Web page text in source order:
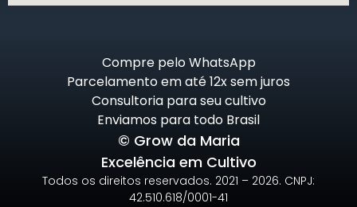
Compre pelo WhatsApp
Parcelamento em até 12x sem juros
Consultoria para seu cultivo
Enviamos para todo Brasil
© Grow da Maria
Excelência em Cultivo
Todos os direitos reservados. 2021 – 2026. CNPJ:
42.510.618/0001-41